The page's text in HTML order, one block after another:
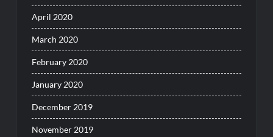
April 2020
March 2020
February 2020
January 2020
December 2019
November 2019